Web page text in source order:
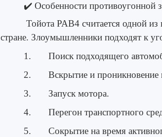
✔️Особенности
Тойота РАВ4 считается одной
стране. Злоумышленники подходят к
1. Поиск подходящего
2. Вскрытие и проникновение
3. Запуск мотора.
4. Перегон транспортного
5. Сокрытие на время